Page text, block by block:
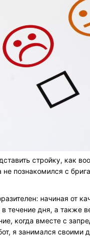
стройку, как
познакомился с
начиная от
течение дня, а также
когда вместе с
я занимался своими